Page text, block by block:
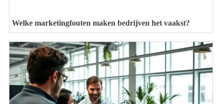
Welke marketingfouten maken bedrijven het vaakst?